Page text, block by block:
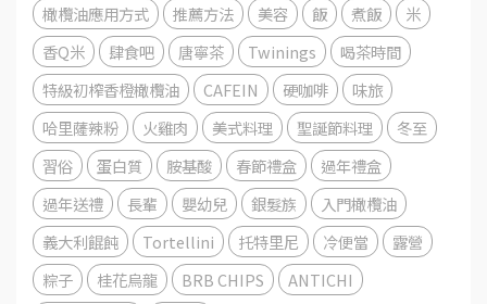
橄欖油應用方式
推薦方法 美容 飯 煮飯
米
香Q米
肆食吧 唐寧茶 Twinings
喝茶時間
特級初榨香橙橄欖油
CAFEIN 硬咖啡
味旅
哈里薩辣粉
火雞肉 美式料理 聖誕節料理
冬至
習俗
蛋白質 胺基酸 春節禮盒
過年禮盒
過年送禮
長輩 嬰幼兒 銀髮族
入門橄欖油
義大利餛飩
Tortellini 托特里尼 冷便當
露營
粽子
桂花烏龍 BRB CHIPS
ANTICHI